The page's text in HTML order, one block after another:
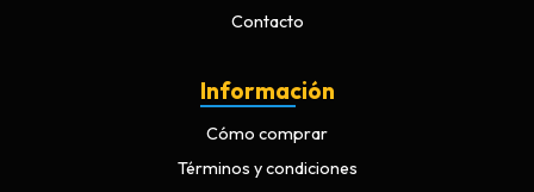
Contacto
Información
Cómo comprar
Términos y condiciones